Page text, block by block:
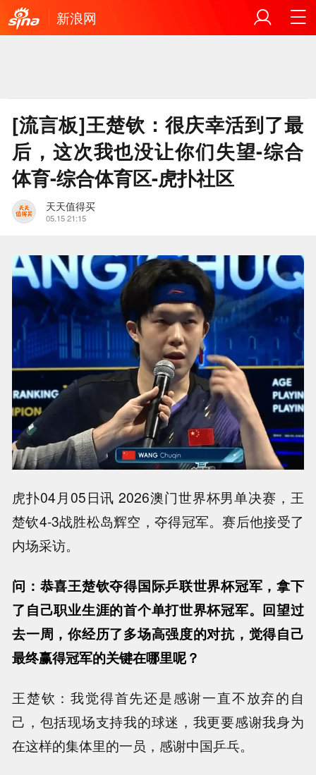
新浪网
[流言板]王楚钦：很庆幸活到了最
后，这次我也没让你们失望-综合
体育-综合体育区-虎扑社区
天天值得买
05.15 21:15
虎扑04月05日讯 2026澳门世界杯男单决赛，王
楚钦4-3战胜松岛辉空，夺得冠军。赛后他接受了
内场采访。
问：恭喜王楚钦夺得国际乒联世界杯冠军，拿下
了自己职业生涯的首个单打世界杯冠军。回望过
去一周，你经历了多场高强度的对抗，觉得自己
最终赢得冠军的关键在哪里呢？
王楚钦：我觉得首先还是感谢一直不放弃的自
己，包括现场支持我的球迷，我更要感谢我身为
在这样的集体里的一员，感谢中国乒乓。